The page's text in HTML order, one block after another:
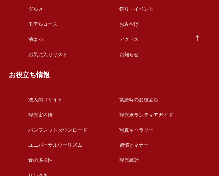
グルメ 祭り・イベント
モデルコース おみやげ
泊まる アクセス
お気に入りリスト お知らせ
お役立ち情報
法人向けサイト 緊急時のお役立ち
観光案内所 観光ボランティアガイド
パンフレットダウンロード 写真ギャラリー
ユニバーサルツーリズム 習慣とマナー
食の多様性 観光統計